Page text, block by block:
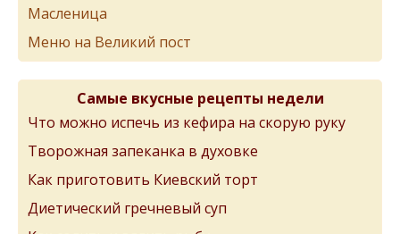
Масленица
Меню на Великий пост
Самые вкусные рецепты недели
Что можно испечь из кефира на скорую руку
Творожная запеканка в духовке
Как приготовить Киевский торт
Диетический гречневый суп